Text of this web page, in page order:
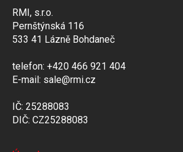
RMI, s.r.o.
Pernštýnská 116
533 41 Lázně Bohdaneč
telefon: +420 466 921 404
E-mail: sale@rmi.cz
IČ: 25288083
DIČ: CZ25288083